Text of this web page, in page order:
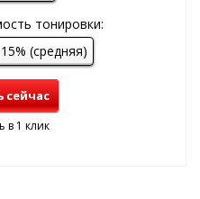
тонировки:
15% (средняя)
сейчас
в 1 клик